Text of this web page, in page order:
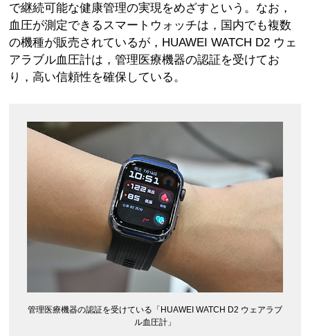
で継続可能な健康管理の実現をめざすという。なお，
血圧が測定できるスマートウォッチは，国内でも複数
の機種が販売されているが，HUAWEI WATCH D2 ウェ
アラブル血圧計は，管理医療機器の認証を受けてお
り，高い信頼性を確保している。
管理医療機器の認証を受けている「HUAWEI WATCH D2 ウェアラブ
ル血圧計」